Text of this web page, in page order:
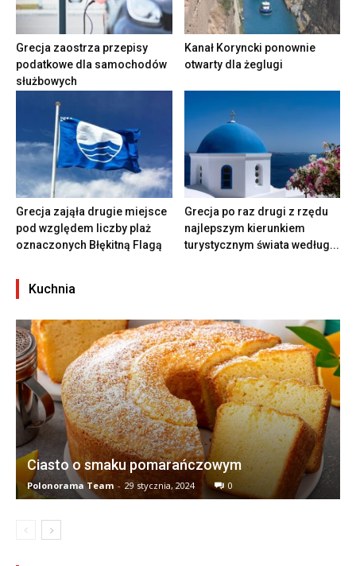
Grecja zaostrza przepisy
podatkowe dla samochodów
służbowych
Kanał Koryncki ponownie
otwarty dla żeglugi
Grecja zająła drugie miejsce
pod względem liczby plaż
oznaczonych Błękitną Flagą
Grecja po raz drugi z rzędu
najlepszym kierunkiem
turystycznym świata według...
Kuchnia
Ciasto o smaku pomarańczowym
Polonorama Team - 29 stycznia, 2024 0